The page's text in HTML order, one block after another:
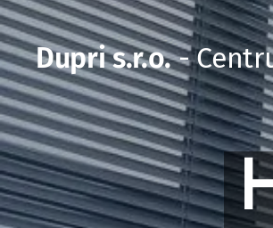
Dupri s.r.o.-